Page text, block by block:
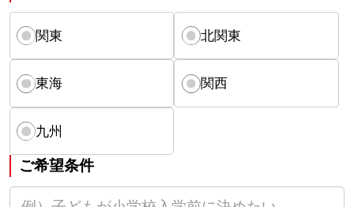
関東 北関東
東海 関西
九州
ご希望条件